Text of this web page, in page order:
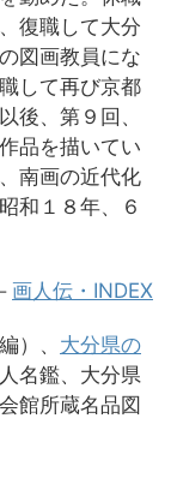
復職して大分
図画教員にな
して再び京都
後、第９回、
品を描いてい
南画の近代化
和１８年、６
画人伝・INDEX
）、 大分県の
名鑑、大分県
館所蔵名品図